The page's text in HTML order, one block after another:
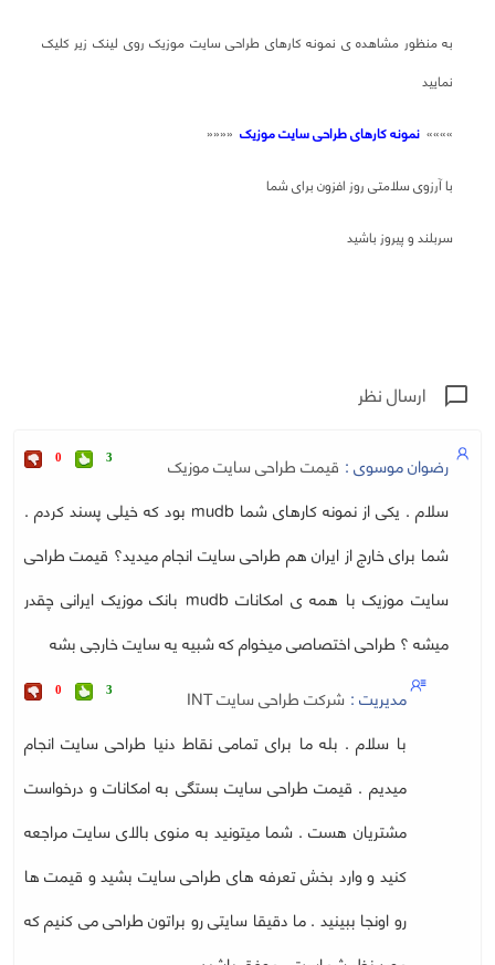
به منظور مشاهده ی نمونه کارهای طراحی سایت موزیک روی لینک زیر کلیک
نمایید
»»»» نمونه کارهای طراحی سایت موزیک««««
با آرزوی سلامتی روز افزون برای شما
سربلند و پیروز باشید
chat_bubble_outline ارسال نظر
رضوان موسوی : قیمت طراحی سایت موزیک 3
0
سلام . یکی از نمونه کارهای شما mudb بود که خیلی پسند کردم .
شما برای خارج از ایران هم طراحی سایت انجام میدید؟ قیمت طراحی
سایت موزیک با همه ی امکانات mudb بانک موزیک ایرانی چقدر
میشه ؟ طراحی اختصاصی میخوام که شبیه یه سایت خارجی بشه
مدیریت : شرکت طراحی سایت INT 3
0
با سلام . بله ما برای تمامی نقاط دنیا طراحی سایت انجام
میدیم . قیمت طراحی سایت بستگی به امکانات و درخواست
مشتریان هست . شما میتونید به منوی بالای سایت مراجعه
کنید و وارد بخش تعرفه های طراحی سایت بشید و قیمت ها
رو اونجا ببینید . ما دقیقا سایتی رو براتون طراحی می کنیم که